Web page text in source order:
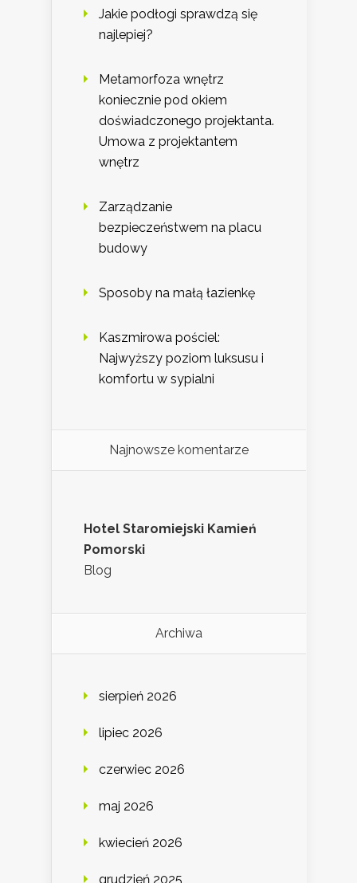
Jakie podłogi sprawdzą się
najlepiej?
Metamorfoza wnętrz
koniecznie pod okiem
doświadczonego projektanta.
Umowa z projektantem
wnętrz
Zarządzanie
bezpieczeństwem na placu
budowy
Sposoby na małą łazienkę
Kaszmirowa pościel:
Najwyższy poziom luksusu i
komfortu w sypialni
Najnowsze komentarze
Hotel Staromiejski Kamień
Pomorski
Blog
Archiwa
sierpień 2026
lipiec 2026
czerwiec 2026
maj 2026
kwiecień 2026
grudzień 2025